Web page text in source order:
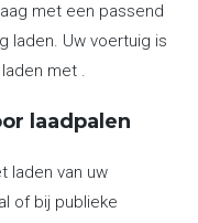
met een passend
laden. Uw voertuig is
met .
laadpalen
laden van uw
of bij publieke